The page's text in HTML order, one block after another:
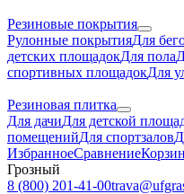
Резиновые покрытия
Рулонные покрытияДля
детских площадокДля пола
спортивных площадокДля
Резиновая плитка
Для дачиДля детской
помещенийДля спортзалов
ИзбранноеСравнение
Грозный
8 (800) 201-41-00